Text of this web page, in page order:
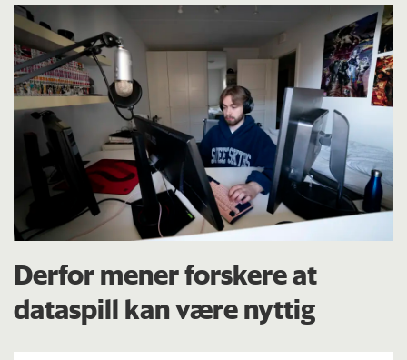
Derfor mener forskere at
dataspill kan være nyttig